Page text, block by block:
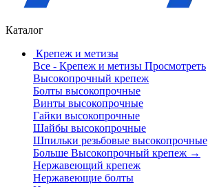
Каталог
Крепеж и метизы
Все - Крепеж и метизы Просмотреть
Высокопрочный крепеж
Болты высокопрочные
Винты высокопрочные
Гайки высокопрочные
Шайбы высокопрочные
Шпильки резьбовые высокопрочные
Больше Высокопрочный крепеж →
Нержавеющий крепеж
Нержавеющие болты